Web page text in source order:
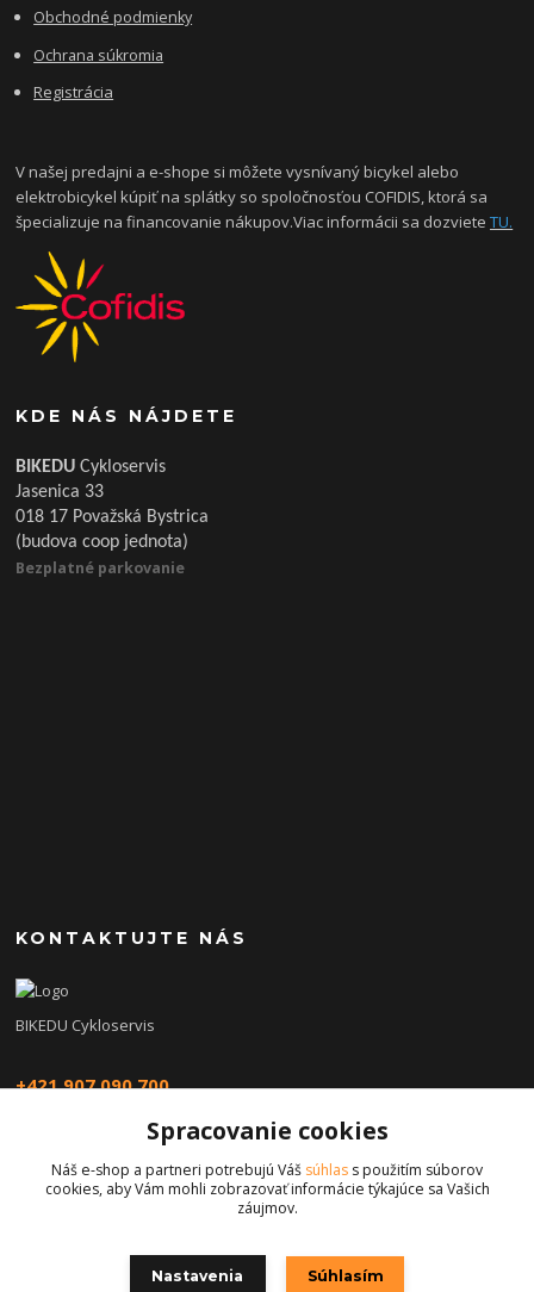
Obchodné podmienky
Ochrana súkromia
Registrácia
V našej predajni a e-shope si môžete vysnívaný bicykel alebo
elektrobicykel kúpiť na splátky so spoločnosťou COFIDIS, ktorá sa
špecializuje na financovanie nákupov.Viac informácii sa dozvieteTU.
KDE NÁS NÁJDETE
BIKEDUCykloservis
Jasenica 33
018 17 Považská Bystrica
(budova coop jednota)
Bezplatné parkovanie
KONTAKTUJTE NÁS
BIKEDU Cykloservis
+421 907 090 700
eshop@bikedu.sk
Spracovanie cookies
Náš e-shop a partneri potrebujú Váš súhlas s použitím súborov
cookies, aby Vám mohli zobrazovať informácie týkajúce sa Vašich
záujmov.
Nastavenia Súhlasím